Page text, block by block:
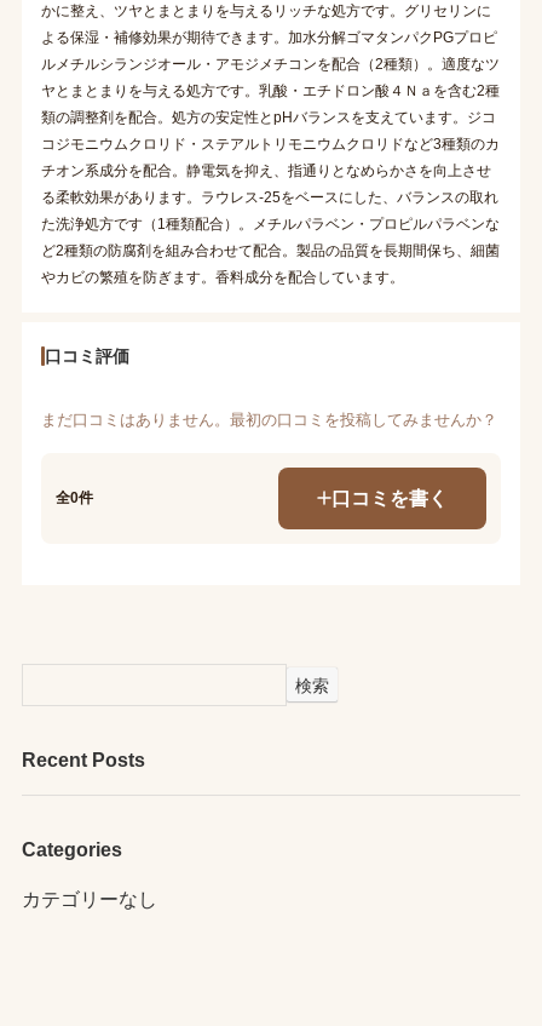
かに整え、ツヤとまとまりを与えるリッチな処方です。グリセリンに
よる保湿・補修効果が期待できます。加水分解ゴマタンパクPGプロピ
ルメチルシランジオール・アモジメチコンを配合（2種類）。適度なツ
ヤとまとまりを与える処方です。乳酸・エチドロン酸４Ｎａを含む2種
類の調整剤を配合。処方の安定性とpHバランスを支えています。ジコ
コジモニウムクロリド・ステアルトリモニウムクロリドなど3種類のカ
チオン系成分を配合。静電気を抑え、指通りとなめらかさを向上させ
る柔軟効果があります。ラウレス-25をベースにした、バランスの取れ
た洗浄処方です（1種類配合）。メチルパラベン・プロピルパラベンな
ど2種類の防腐剤を組み合わせて配合。製品の品質を長期間保ち、細菌
やカビの繁殖を防ぎます。香料成分を配合しています。
口コミ評価
まだ口コミはありません。最初の口コミを投稿してみませんか？
全0件 口コミを書く
検索
Recent Posts
Categories
カテゴリーなし